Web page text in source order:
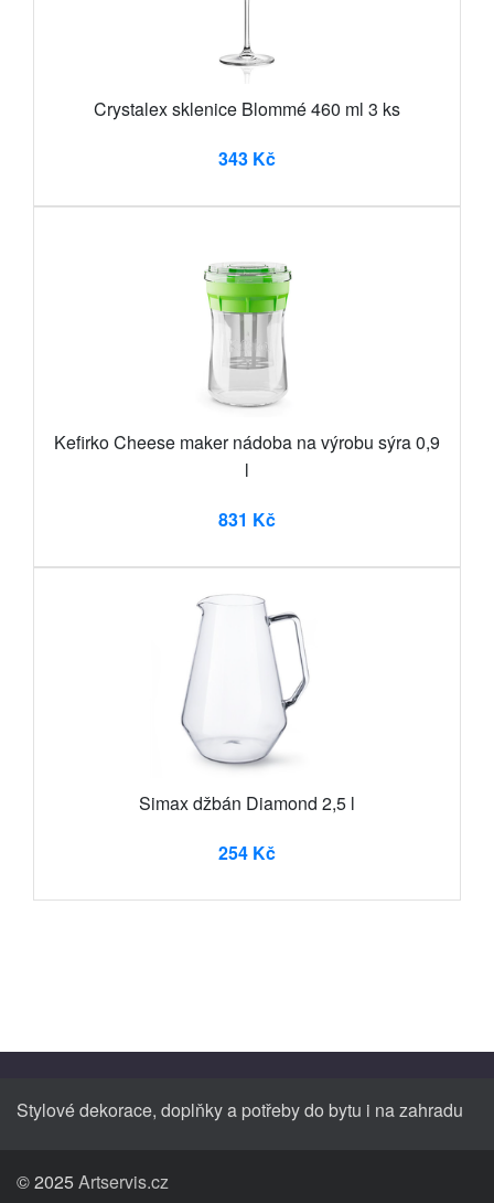
Crystalex sklenice Blommé 460 ml 3 ks
343 Kč
Kefirko Cheese maker nádoba na výrobu sýra 0,9
l
831 Kč
Simax džbán Diamond 2,5 l
254 Kč
Stylové dekorace, doplňky a potřeby do bytu i na zahradu
© 2025Artservis.cz